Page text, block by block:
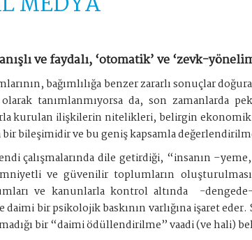
ve faydalı, ‘otomatik’ ve ‘zevk-
bağımlılığa benzer zararlı sonuçlar
tanımlanmıyorsa da, son zamanlarda
kurulan ilişkilerin nitelikleri, belirgin
bir bileşimidir ve bu geniş kapsamla
çalışmalarında dile getirdiği, “insanın
ve güvenilir toplumların
ve kanunlarla kontrol altında
-
bir psikolojik baskının varlığına işaret eder.
bir “daimi ödüllendirilme” vaadi (ve hali)